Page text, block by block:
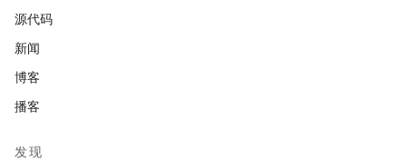
源代码
新闻
博客
播客
发现